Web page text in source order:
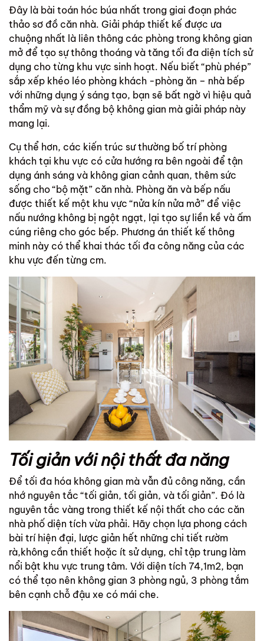
Đây là bài toán hóc búa nhất trong giai đoạn phác
thảo sơ đồ căn nhà. Giải pháp thiết kế được ưa
chuộng nhất là liên thông các phòng trong không gian
mở để tạo sự thông thoáng và tăng tối đa diện tích sử
dụng cho từng khu vực sinh hoạt. Nếu biết “phù phép”
sắp xếp khéo léo phòng khách -phòng ăn – nhà bếp
với những dụng ý sáng tạo, bạn sẽ bất ngờ vì hiệu quả
thẩm mỹ và sự đồng bộ không gian mà giải pháp này
mang lại.
Cụ thể hơn, các kiến trúc sư thường bố trí phòng
khách tại khu vực có cửa hướng ra bên ngoài để tận
dụng ánh sáng và không gian cảnh quan, thêm sức
sống cho “bộ mặt” căn nhà. Phòng ăn và bếp nấu
được thiết kế một khu vực “nửa kín nửa mở” để việc
nấu nướng không bị ngột ngạt, lại tạo sự liền kề và ấm
cúng riêng cho góc bếp. Phương án thiết kế thông
minh này có thể khai thác tối đa công năng của các
khu vực đến từng cm.
Tối giản với nội thất đa năng
Để tối đa hóa không gian mà vẫn đủ công năng, cần
nhớ nguyên tắc “tối giản, tối giản, và tối giản”. Đó là
nguyên tắc vàng trong thiết kế nội thất cho các căn
nhà phố diện tích vừa phải. Hãy chọn lựa phong cách
bài trí hiện đại, lược giản hết những chi tiết rườm
rà,không cần thiết hoặc ít sử dụng, chỉ tập trung làm
nổi bật khu vực trung tâm. Với diện tích 74,1m2, bạn
có thể tạo nên không gian 3 phòng ngủ, 3 phòng tắm
bên cạnh chỗ đậu xe có mái che.